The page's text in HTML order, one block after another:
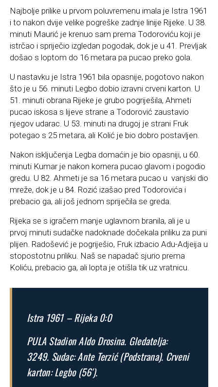
Najbolje prilike u prvom poluvremenu imala je Istra 1961
i to nakon dvije velike pogreške zadnje linije Rijeke. U 38.
minuti Maurić je krenuo sam prema Todoroviću koji je
istrčao i spriječio izgledan pogodak, dok je u 41. Prevljak
došao s loptom do 16 metara pa pucao preko gola.
U nastavku je Istra 1961 bila opasnije, pogotovo nakon
što je u 56. minuti Legbo dobio izravni crveni karton. U
51. minuti obrana Rijeke je grubo pogriješila, Ahmeti
pucao iskosa s lijeve strane a Todorović zaustavio
njegov udarac. U 53. minuti na drugoj je strani Fruk
potegao s 25 metara, ali Kolić je bio dobro postavljen.
Nakon isključenja Legba domaćin je bio opasniji, u 60.
minuti Kumar je nakon kornera pucao glavom i pogodio
gredu. U 82. Ahmeti je sa 16 metara pucao u vanjski dio
mreže, dok je u 84. Rozić izašao pred Todorovića i
prebacio ga, ali još jednom spriječila se greda.
Rijeka se s igračem manje uglavnom branila, ali je u
prvoj minuti sudačke nadoknade dočekala priliku za puni
plijen. Radošević je pogriješio, Fruk izbacio Adu-Adjeija u
stopostotnu priliku. Naš se napadač sjurio prema
Koliću, prebacio ga, ali lopta je otišla tik uz vratnicu.
Istra 1961 – Rijeka 0:0
PULA Stadion Aldo Drosina. Gledatelja:
3249. Sudac: Ante Terzić (Podstrana). Crveni
karton: Legbo (56′).